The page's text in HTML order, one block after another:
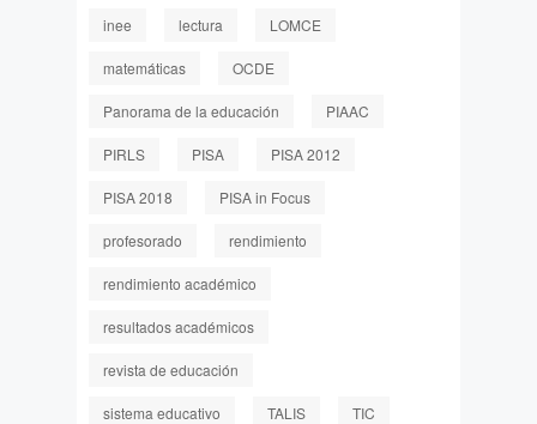
inee lectura LOMCE
matemáticas OCDE
Panorama de la educación PIAAC
PIRLS PISA PISA 2012
PISA 2018 PISA in Focus
profesorado rendimiento
rendimiento académico
resultados académicos
revista de educación
sistema educativo TALIS TIC